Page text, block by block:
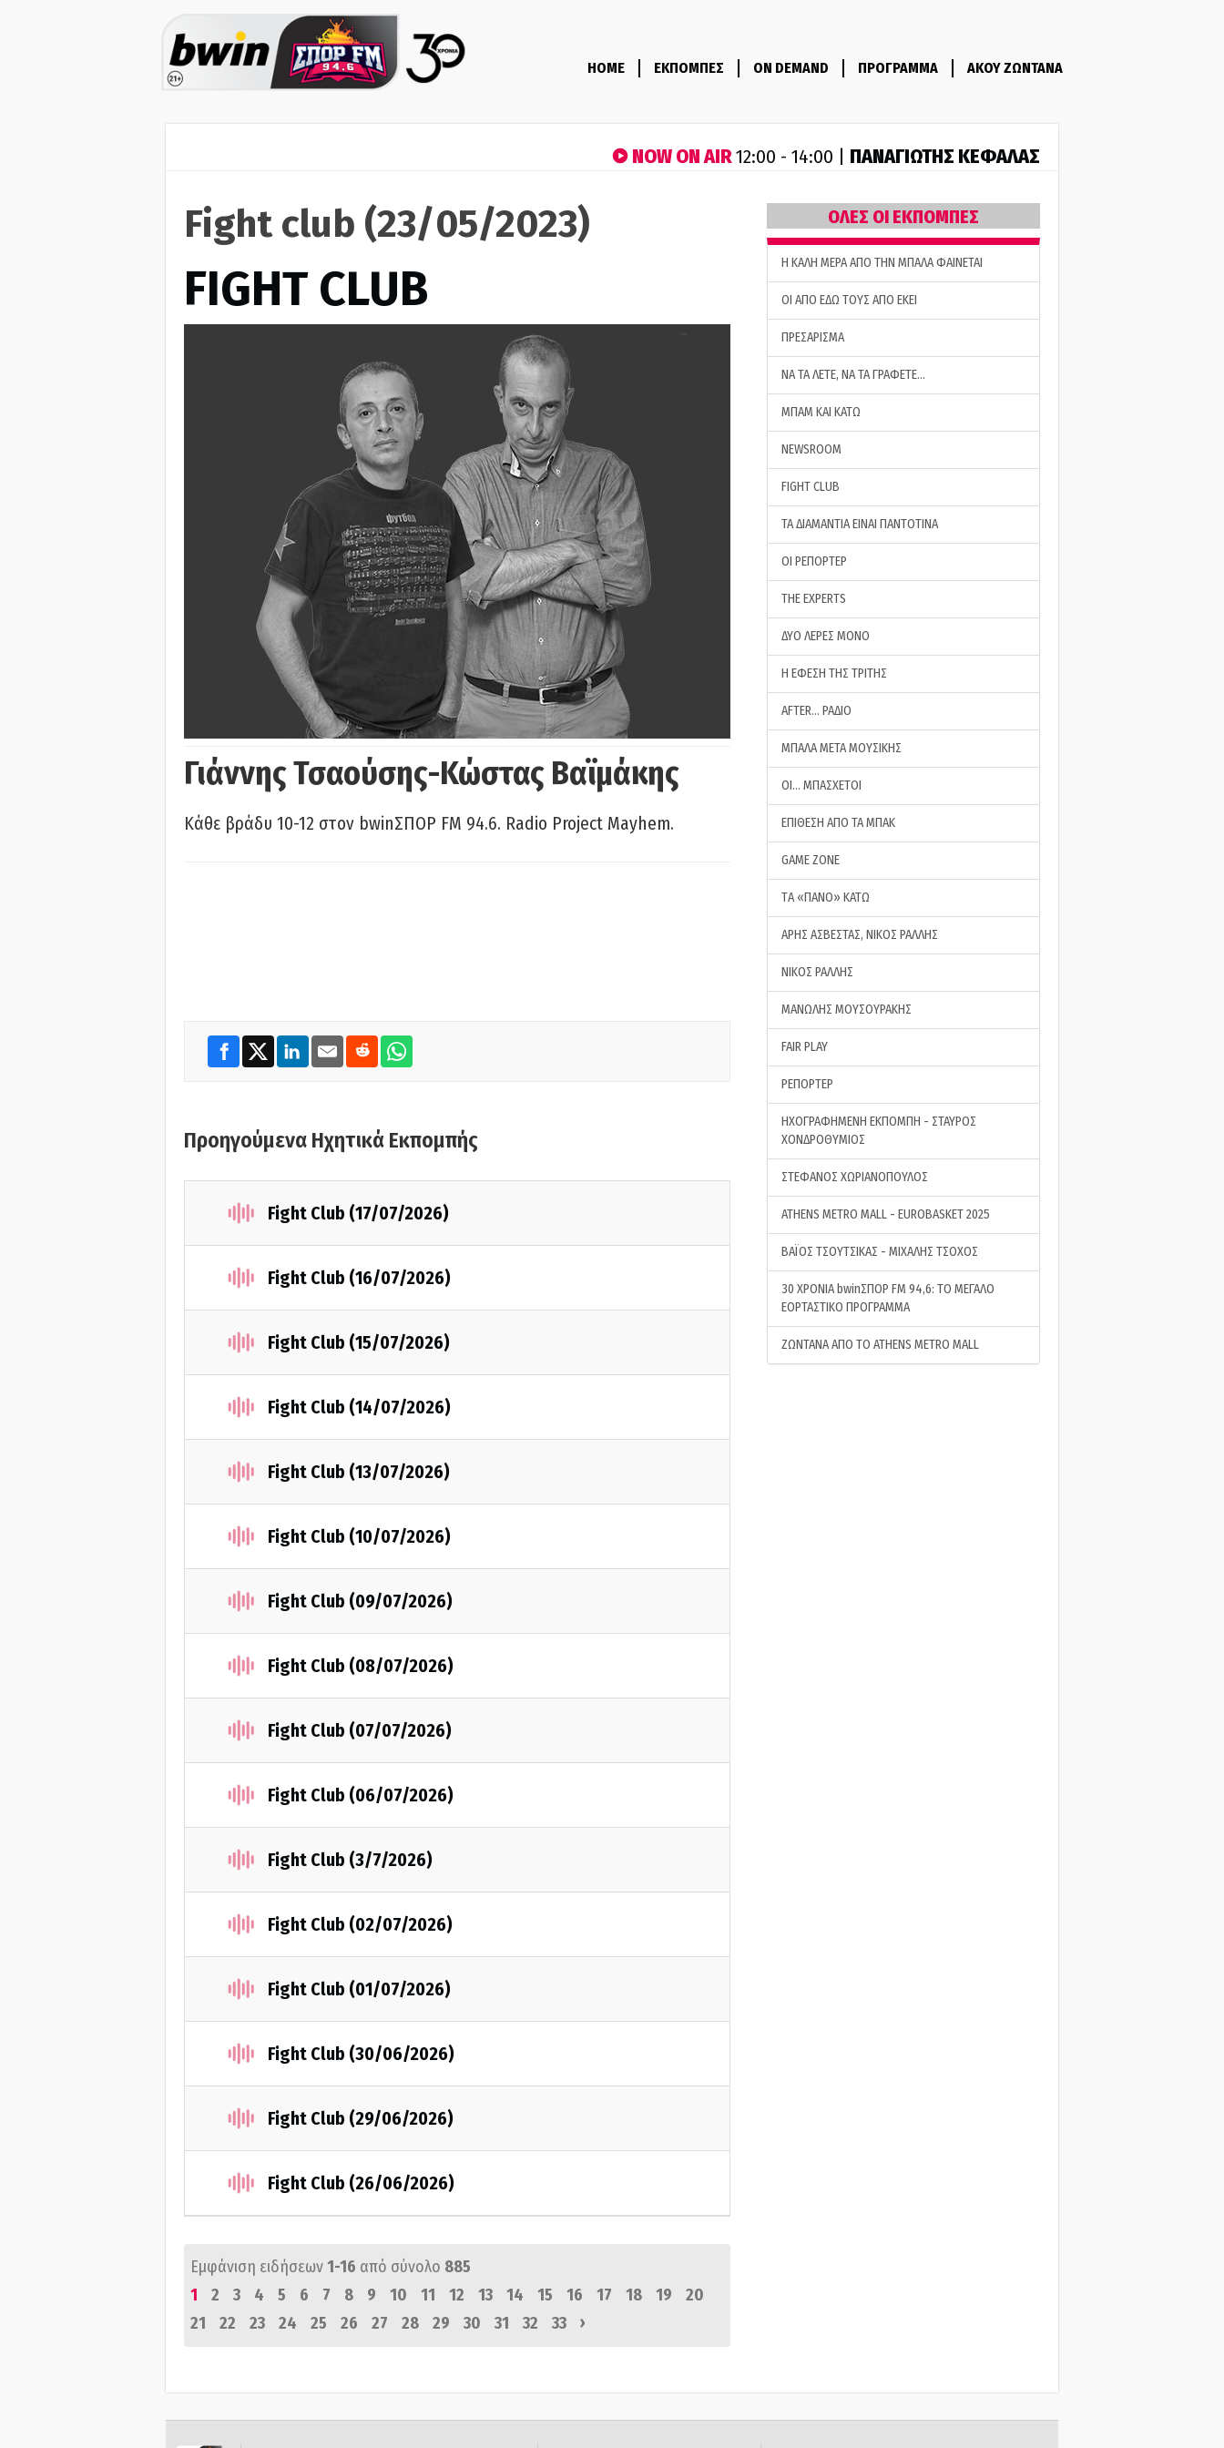
HOME ΕΚΠΟΜΠΕΣ ON DEMAND ΠΡΟΓΡΑΜΜΑ ΑΚΟΥ ΖΩΝΤΑΝΑ
NOW ON AIR12:00 - 14:00 | ΠΑΝΑΓΙΩΤΗΣ ΚΕΦΑΛΑΣ
Fight club (23/05/2023)
FIGHT CLUB
Γιάννης Τσαούσης-Κώστας Βαϊμάκης
Κάθε βράδυ 10-12 στον bwinΣΠΟΡ FM 94.6. Radio Project Mayhem.
Προηγούμενα Ηχητικά Εκπομπής
Fight Club (17/07/2026)
Fight Club (16/07/2026)
Fight Club (15/07/2026)
Fight Club (14/07/2026)
Fight Club (13/07/2026)
Fight Club (10/07/2026)
Fight Club (09/07/2026)
Fight Club (08/07/2026)
Fight Club (07/07/2026)
Fight Club (06/07/2026)
Fight Club (3/7/2026)
Fight Club (02/07/2026)
Fight Club (01/07/2026)
Fight Club (30/06/2026)
Fight Club (29/06/2026)
Fight Club (26/06/2026)
Εμφάνιση ειδήσεων1-16 από σύνολο 885
1
2 3 4 5 6 7 8 9 10 11 12 13 14 15 16 17 18 19
20
21
22 23 24 25 26 27 28 29 30 31 32 33 ›
ΟΛΕΣ ΟΙ ΕΚΠΟΜΠΕΣ
H ΚΑΛΗ ΜΕΡΑ ΑΠΟ ΤΗΝ ΜΠΑΛΑ ΦΑΙΝΕΤΑΙ
ΟΙ ΑΠΟ ΕΔΩ ΤΟΥΣ ΑΠΟ ΕΚΕΙ
ΠΡΕΣΑΡΙΣΜΑ
ΝΑ ΤΑ ΛΕΤΕ, ΝΑ ΤΑ ΓΡΑΦΕΤΕ…
ΜΠΑΜ ΚΑΙ ΚΑΤΩ
NEWSROOM
FIGHT CLUB
ΤΑ ΔΙΑΜΑΝΤΙΑ ΕΙΝΑΙ ΠΑΝΤΟΤΙΝΑ
ΟΙ ΡΕΠΟΡΤΕΡ
THE EXPERTS
ΔΥΟ ΛΕΡΕΣ ΜΟΝΟ
Η ΕΦΕΣΗ ΤΗΣ ΤΡΙΤΗΣ
AFTER… ΡΑΔΙΟ
ΜΠΑΛΑ ΜΕΤΑ ΜΟΥΣΙΚΗΣ
ΟΙ… ΜΠΑΣΧΕΤΟΙ
ΕΠΙΘΕΣΗ ΑΠΟ ΤΑ ΜΠΑΚ
GAME ZONE
ΤA «ΠΑΝΟ» ΚΑΤΩ
ΑΡΗΣ ΑΣΒΕΣΤΑΣ, ΝΙΚΟΣ ΡΑΛΛΗΣ
ΝΙΚΟΣ ΡΑΛΛΗΣ
ΜΑΝΩΛΗΣ ΜΟΥΣΟΥΡΑΚΗΣ
FAIR PLAY
ΡΕΠΟΡΤΕΡ
ΗΧΟΓΡΑΦΗΜΕΝΗ ΕΚΠΟΜΠΗ - ΣΤΑΥΡΟΣ
ΧΟΝΔΡΟΘΥΜΙΟΣ
ΣΤΕΦΑΝΟΣ ΧΩΡΙΑΝΟΠΟΥΛΟΣ
ATHENS METRO MALL - EUROBASKET 2025
ΒΑΪΟΣ ΤΣΟΥΤΣΙΚΑΣ - ΜΙΧΑΛΗΣ ΤΣΟΧΟΣ
30 ΧΡΟΝΙΑ bwinΣΠΟΡ FM 94,6: ΤΟ ΜΕΓΑΛΟ
ΕΟΡΤΑΣΤΙΚΟ ΠΡΟΓΡΑΜΜΑ
ΖΩΝΤΑΝΑ ΑΠΟ ΤΟ ATHENS METRO MALL